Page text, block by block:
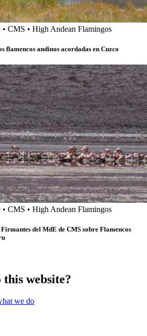
• CMS • High Andean Flamingos
flamencos andinos acordadas en Cuzco
• CMS • High Andean Flamingos
del MdE de CMS sobre Flamencos
website?
we do